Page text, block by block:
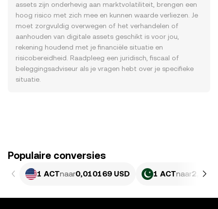
assets zijn onderhevig aan marktvolatiliteit, brengen een
hoog risico met zich mee en kunnen waarde verliezen. Je
moet zorgvuldig overwegen of het verhandelen of
aanhouden van digitale assets geschikt is voor jou,
rekening houdend met je financiële situatie en
risicobereidheid. Raadpleeg een juridisch, fiscaal of
beleggingsadviseur als je vragen hebt over je specifieke
situatie.
Populaire conversies
1 ACTnaar0,010169 USD 1 ACTnaar2,825